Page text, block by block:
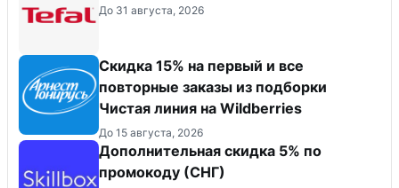
До 31 августа, 2026
Скидка 15% на первый и все
повторные заказы из подборки
Чистая линия на Wildberries
До 15 августа, 2026
Дополнительная скидка 5% по
промокоду (СНГ)